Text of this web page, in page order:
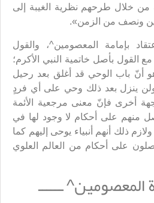
من خلال طرحهم نظرية الغيبة إلى
ونصف من الزمن».
بإمامة المعصومين^، والقول
مع القول بأصل خاتمية النبي الأكرم؛
أنّ باب الوحي قد أغلق بعد رحيل
ولن ينزل بعد ذلك وحي على أي فردٍ
أخرى فإنّ معنى مرجعية الأئمة
منهم على أحكام لا وجود لها في
ذلك أنهم أنبياء يوحى إليهم كما
على أحكام من العالم العلوي
ــــــ